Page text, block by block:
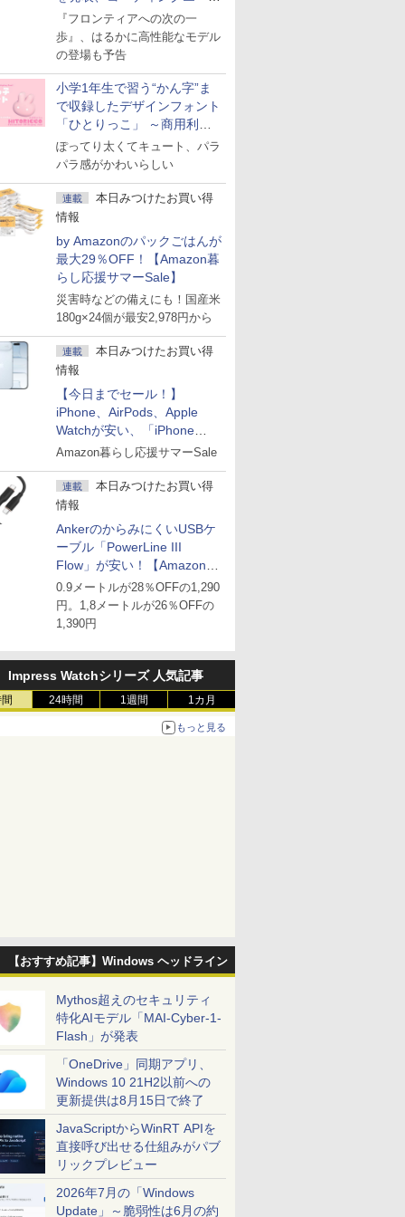
ェント「Muse Code」も
『フロンティアへの次の一
歩』、はるかに高性能なモデル
の登場も予告
小学1年生で習う“かん字”ま
で収録したデザインフォント
「ひとりっこ」 ～商用利用
OK
ぽってり太くてキュート、パラ
パラ感がかわいらしい
連載
本日みつけたお買い得
情報
by Amazonのパックごはんが
最大29％OFF！【Amazon暮
らし応援サマーSale】
災害時などの備えにも！国産米
180g×24個が最安2,978円から
連載
本日みつけたお買い得
情報
【今日までセール！】
iPhone、AirPods、Apple
Watchが安い、「iPhone
Air」256GB版が139,800円な
Amazon暮らし応援サマーSale
連載
本日みつけたお買い得
情報
AnkerのからみにくいUSBケ
ーブル「PowerLine III
Flow」が安い！【Amazon暮
らし応援サマーSale】
0.9メートルが28％OFFの1,290
円。1,8メートルが26％OFFの
1,390円
Impress Watchシリーズ 人気記事
24時間 1週間 1カ月
もっと見る
【おすすめ記事】Windows ヘッドライン
Mythos超えのセキュリティ
特化AIモデル「MAI-Cyber-1-
Flash」が発表
「OneDrive」同期アプリ、
Windows 10 21H2以前への
更新提供は8月15日で終了
JavaScriptからWinRT APIを
直接呼び出せる仕組みがパブ
リックプレビュー
2026年7月の「Windows
Update」～脆弱性は6月の約